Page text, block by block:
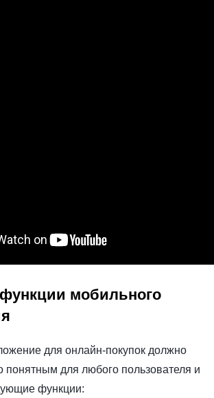
мобильного
для онлайн-покупок должно
понятным для любого пользователя и
функции: